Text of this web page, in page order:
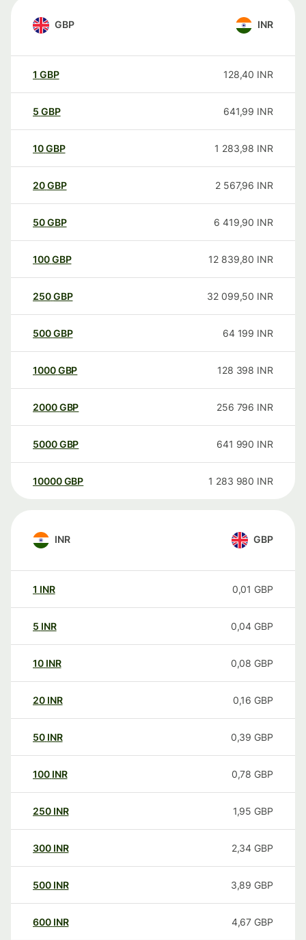
GBP INR
1 GBP 128,40 INR
5 GBP 641,99 INR
10GBP 1 283,98 INR
20GBP 2 567,96 INR
50GBP 6 419,90 INR
100GBP 12 839,80 INR
250GBP 32 099,50 INR
500GBP 64 199 INR
1000GBP 128 398 INR
2000GBP 256 796 INR
5000GBP 641 990 INR
10000 GBP 1 283 980 INR
INR GBP
1 INR 0,01 GBP
5 INR 0,04 GBP
10 INR 0,08 GBP
20 INR 0,16 GBP
50 INR 0,39 GBP
100 INR 0,78 GBP
250 INR 1,95 GBP
300 INR 2,34 GBP
500 INR 3,89 GBP
600 INR 4,67 GBP